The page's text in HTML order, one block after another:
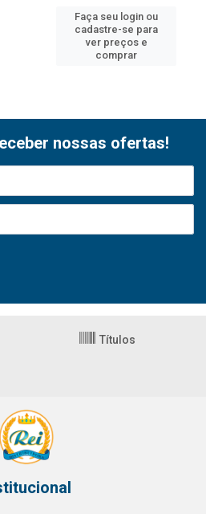
Faça seu login ou
cadastre-se para
ver preços e
comprar
nossas ofertas!
Títulos